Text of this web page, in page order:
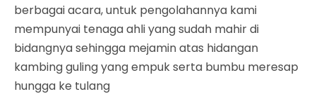
berbagai acara, untuk pengolahannya kami
mempunyai tenaga ahli yang sudah mahir di
bidangnya sehingga mejamin atas hidangan
kambing guling yang empuk serta bumbu meresap
hungga ke tulang